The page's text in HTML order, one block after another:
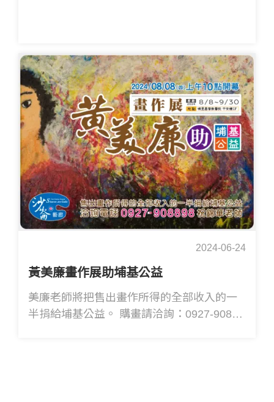
2024-06-24
黃美廉畫作展助埔基公益
美廉老師將把售出畫作所得的全部收入的一
半捐給埔基公益。 購畫請洽詢：0927-908-